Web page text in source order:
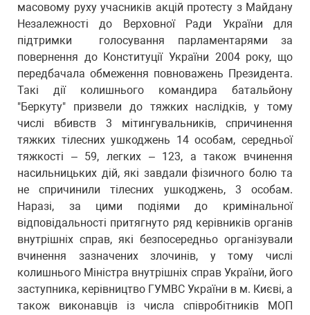
масовому руху учасників акцій протесту з Майдану
Незалежності до Верховної Ради України для
підтримки голосування парламентарями за
повернення до Конституції України 2004 року, що
передбачала обмеження повноважень Президента.
Такі дії колишнього командира батальйону
"Беркуту" призвели до тяжких наслідків, у тому
числі вбивств 3 мітингувальників, спричинення
тяжких тілесних ушкоджень 14 особам, середньої
тяжкості – 59, легких – 123, а також вчинення
насильницьких дій, які завдали фізичного болю та
не спричинили тілесних ушкоджень, 3 особам.
Наразі, за цими подіями до кримінальної
відповідальності притягнуто ряд керівників органів
внутрішніх справ, які безпосередньо організували
вчинення зазначених злочинів, у тому числі
колишнього Міністра внутрішніх справ України, його
заступника, керівництво ГУМВС України в м. Києві, а
також виконавців із числа співробітників МОП